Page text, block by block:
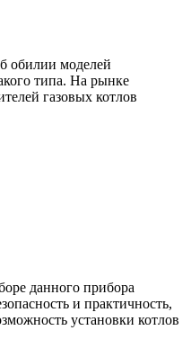
обилии моделей
типа. На рынке
газовых котлов
данного прибора
и практичность,
установки котлов